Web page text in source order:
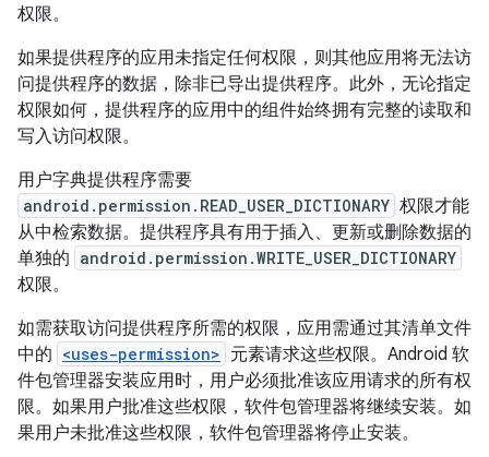
权限。
如果提供程序的应用未指定任何权限，则其他应用将无法访
问提供程序的数据，除非已导出提供程序。此外，无论指定
权限如何，提供程序的应用中的组件始终拥有完整的读取和
写入访问权限。
用户字典提供程序需要
android.permission.READ_USER_DICTIONARY 权限才能
从中检索数据。提供程序具有用于插入、更新或删除数据的
单独的 android.permission.WRITE_USER_DICTIONARY
权限。
如需获取访问提供程序所需的权限，应用需通过其清单文件
中的 <uses-permission> 元素请求这些权限。Android 软
件包管理器安装应用时，用户必须批准该应用请求的所有权
限。如果用户批准这些权限，软件包管理器将继续安装。如
果用户未批准这些权限，软件包管理器将停止安装。